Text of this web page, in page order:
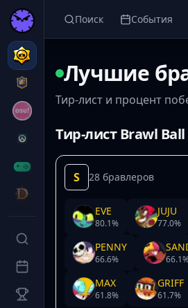
Поиск События
Лучшие
Тир-лист и процент
Тир-лист Brawl Ball
S 28 бравлеров
EVE
80.1%
JUJU
77.0%
PENNY
66.6% 66.1
MAX
61.8%
GRIFF
61.7%